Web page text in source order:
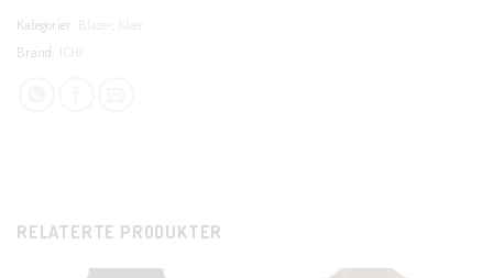
Kategorier: Blazer Klær
Brand: ICHI
RELATERTE PRODUKTER